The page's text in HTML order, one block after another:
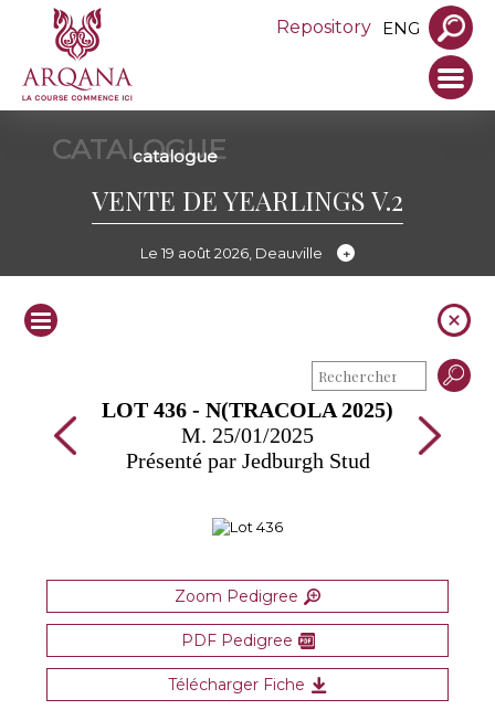
Repository ENG
CATALOGUE
catalogue
VENTE DE YEARLINGS V.2
Le 19 août 2026, Deauville
LOT 436 - N(TRACOLA 2025)
M. 25/01/2025
Présenté par Jedburgh Stud
Zoom Pedigree
PDF Pedigree
Télécharger Fiche